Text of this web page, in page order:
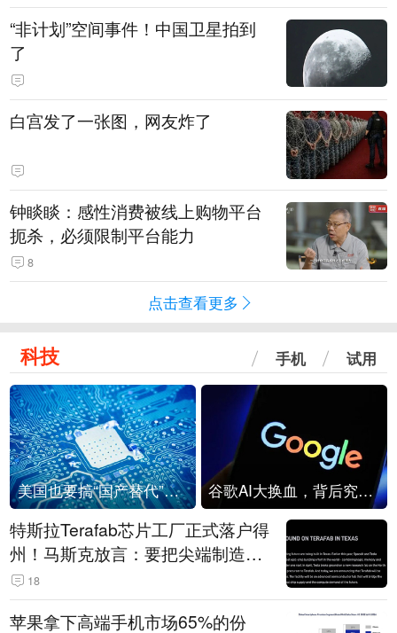
“非计划”空间事件！中国卫星拍到
了
白宫发了一张图，网友炸了
钟睒睒：感性消费被线上购物平台
扼杀，必须限制平台能力
8
点击查看更多
科技 手机 试用
美国也要搞“国产替代”？先算清三笔账 谷歌AI大换血，背后究竟发生了什么？
特斯拉Terafab芯片工厂正式落户得
州！马斯克放言：要把尖端制造带
回美国
18
苹果拿下高端手机市场65%的份